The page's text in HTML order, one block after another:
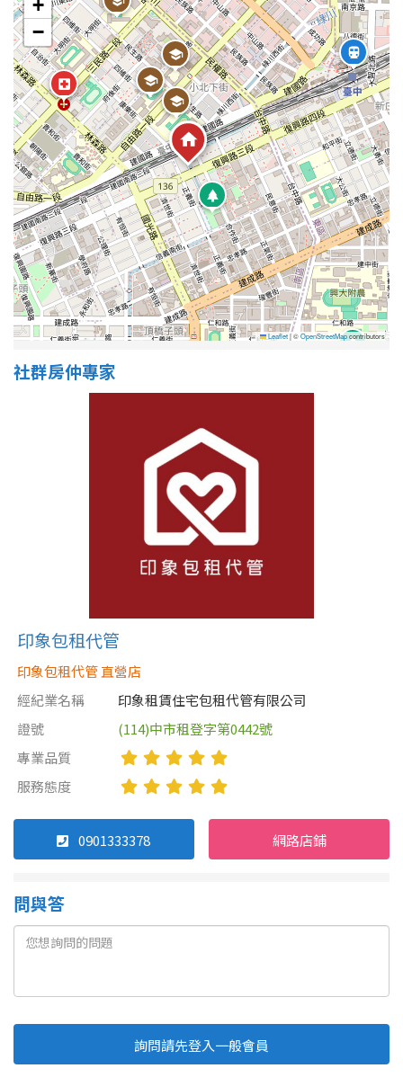
+
−
Leaflet|©OpenStreetMapcontributors
社群房仲專家
印象包租代管
印象包租代管 直營店
經紀業名稱
印象租賃住宅包租代管有限公司
證號
(114)中市租登字第0442號
專業品質
服務態度
0901333378 網路店鋪
問與答
詢問請先登入一般會員